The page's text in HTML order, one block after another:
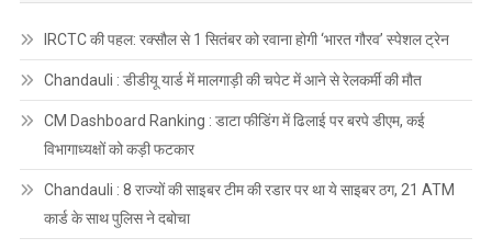
IRCTC की पहल: रक्सौल से 1 सितंबर को रवाना होगी ‘भारत गौरव’ स्पेशल ट्रेन
Chandauli : डीडीयू यार्ड में मालगाड़ी की चपेट में आने से रेलकर्मी की मौत
CM Dashboard Ranking : डाटा फीडिंग में ढिलाई पर बरपे डीएम, कई
विभागाध्यक्षों को कड़ी फटकार
Chandauli : 8 राज्यों की साइबर टीम की रडार पर था ये साइबर ठग, 21 ATM
कार्ड के साथ पुलिस ने दबोचा